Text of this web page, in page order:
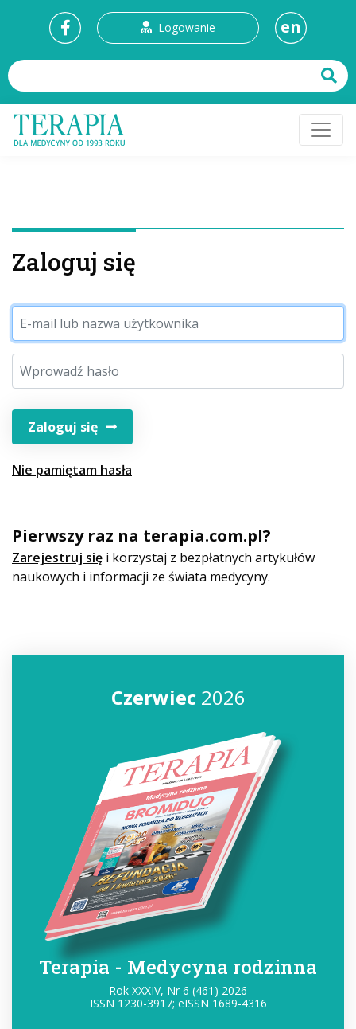
Logowanie en
Zaloguj się
Zaloguj się
Nie pamiętam hasła
Pierwszy raz na terapia.com.pl?
Zarejestruj się i korzystaj z bezpłatnych artykułów
naukowych i informacji ze świata medycyny.
Czerwiec2026
Terapia - Medycyna rodzinna
Rok XXXIV, Nr 6 (461) 2026
ISSN 1230-3917; eISSN 1689-4316